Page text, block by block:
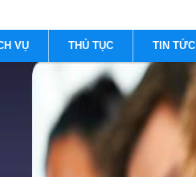
VỤ THỦ TỤC TIN TỨC